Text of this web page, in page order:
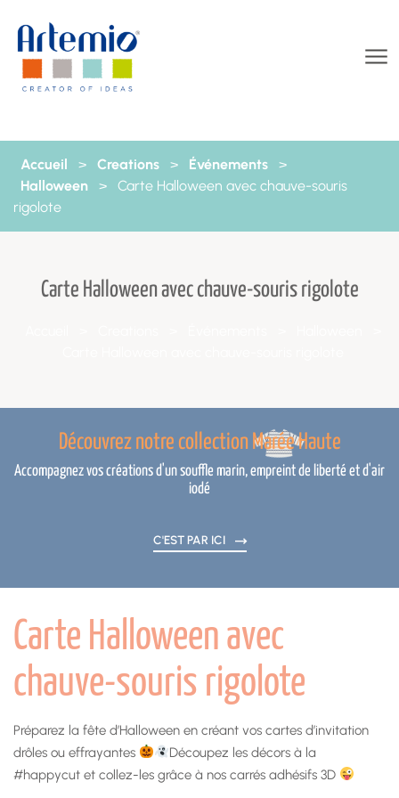
Accueil > Creations > Événements
>
Halloween
>
Carte Halloween avec chauve-souris
rigolote
Carte Halloween avec chauve-souris rigolote
Découvrez notre collection Marée Haute
Accompagnez vos créations d'un souffle marin, empreint de liberté et d'air
iodé
C'EST PAR ICI
Carte Halloween avec
chauve-souris rigolote
Préparez la fête d’Halloween en créant vos cartes d’invitation
drôles ou effrayantes
Découpez les décors à la
#happycut et collez-les grâce à nos carrés adhésifs 3D